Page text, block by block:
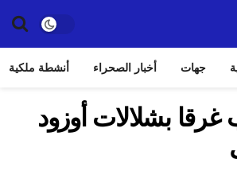
جهات أخبار الصحراء أنشطة ملكية
بشلالات أوزود